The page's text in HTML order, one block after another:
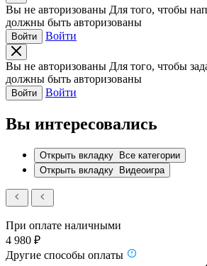
Вы не авторизованы Для того, чтобы
должны быть авторизованы
Войти Войти
Вы не авторизованы Для того, чтобы
должны быть авторизованы
Войти Войти
Вы интересовались
Открыть вкладку
Все категории
Открыть вкладку
Видеоигра
При оплате наличными
4 980 ₽
Другие способы оплаты